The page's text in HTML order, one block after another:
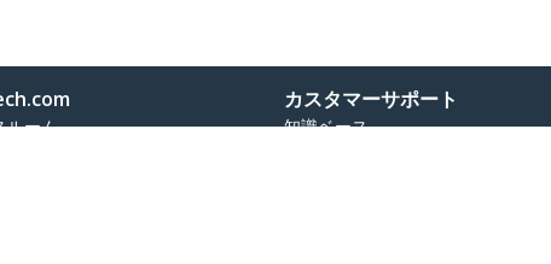
ルーム
カスタマーサポート
知識ベース